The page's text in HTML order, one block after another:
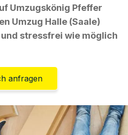
Umzugskönig Pfeffer
Umzug Halle (Saale)
stressfrei wie möglich
anfragen